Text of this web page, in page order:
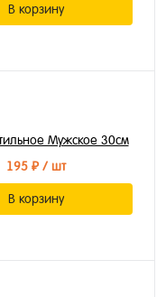
В корзину
Мужское 30см
195 ₽/ шт
В корзину